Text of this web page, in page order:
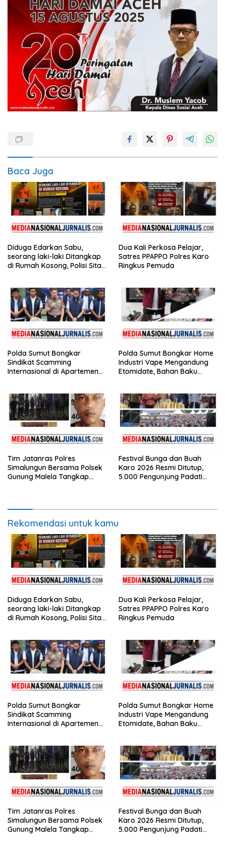
Baca Juga
Diduga Edarkan Sabu,
seorang laki-laki Ditangkap
di Rumah Kosong, Polisi Sita
Dua Kali Perkosa Pelajar,
Satres PPAPPO Polres Karo
Ringkus Pemuda
Polda Sumut Bongkar
Sindikat Scamming
Internasional di Apartemen
Polda Sumut Bongkar Home
Industri Vape Mengandung
Etomidate, Bahan Baku
Tim Jatanras Polres
Simalungun Bersama Polsek
Gunung Malela Tangkap
Festival Bunga dan Buah
Karo 2026 Resmi Ditutup,
5.000 Pengunjung Padati
Rekomendasi untuk kamu
Diduga Edarkan Sabu,
seorang laki-laki Ditangkap
di Rumah Kosong, Polisi Sita
Dua Kali Perkosa Pelajar,
Satres PPAPPO Polres Karo
Ringkus Pemuda
Polda Sumut Bongkar
Sindikat Scamming
Internasional di Apartemen
Polda Sumut Bongkar Home
Industri Vape Mengandung
Etomidate, Bahan Baku
Tim Jatanras Polres
Simalungun Bersama Polsek
Gunung Malela Tangkap
Festival Bunga dan Buah
Karo 2026 Resmi Ditutup,
5.000 Pengunjung Padati